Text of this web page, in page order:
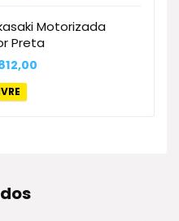
Motorizada
Preta